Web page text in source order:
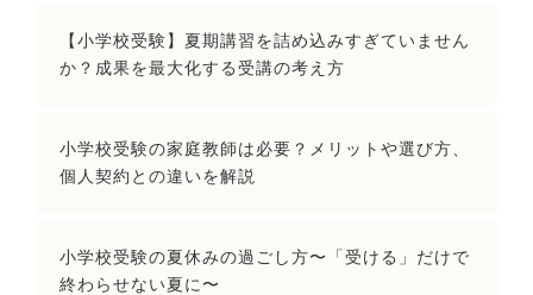
【小学校受験】夏期講習を詰め込みすぎていません
か？成果を最大化する受講の考え方
小学校受験の家庭教師は必要？メリットや選び方、
個人契約との違いを解説
小学校受験の夏休みの過ごし方〜「受ける」だけで
終わらせない夏に〜